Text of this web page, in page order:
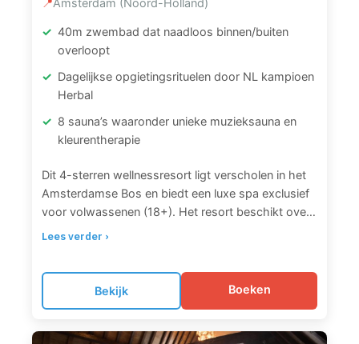
omringd door majestueuze bomen. De eerste
📍Amsterdam (Noord-Holland)
40m zwembad dat naadloos binnen/buiten
overloopt
Dagelijkse opgietingsrituelen door NL kampioen
Herbal
8 sauna’s waaronder unieke muzieksauna en
kleurentherapie
Dit 4-sterren wellnessresort ligt verscholen in het
Amsterdamse Bos en biedt een luxe spa exclusief
voor volwassenen (18+). Het resort beschikt over
8 verschillende sauna’s, waaronder een Finse
sauna, stoombad en caldarium. Het 40 meter lange
verwarmde zwembad loopt van binnen naar buiten.
en melisse, een hottub, koude waterval, ijsruimte
Lees verder ›
Bekijk Boeken